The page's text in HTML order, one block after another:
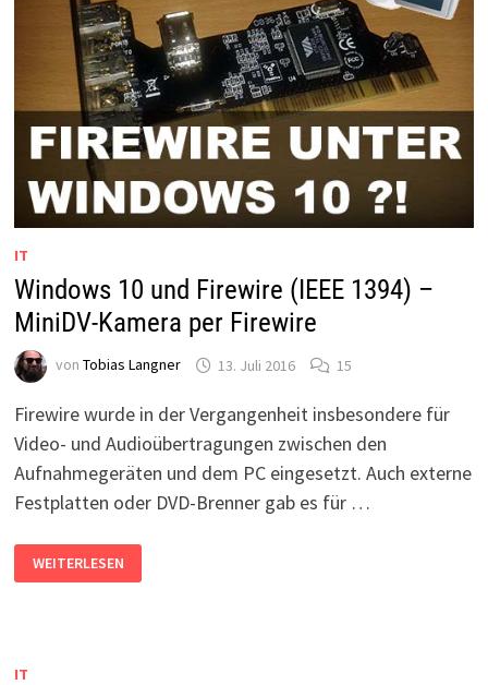
IT
Windows 10 und Firewire (IEEE 1394) –
MiniDV-Kamera per Firewire
von Tobias Langner 13. Juli 2016 15
Firewire wurde in der Vergangenheit insbesondere für
Video- und Audioübertragungen zwischen den
Aufnahmegeräten und dem PC eingesetzt. Auch externe
Festplatten oder DVD-Brenner gab es für …
10
UND
WEITERLESEN
IT